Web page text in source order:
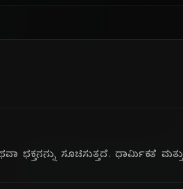
ಭಕ್ತನನ್ನು ಸೂಚಿಸುತ್ತದೆ. ಧಾರ್ಮಿಕತೆ